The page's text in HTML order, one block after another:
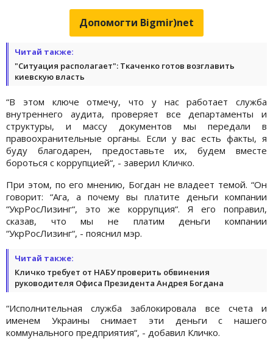
Допомогти Bigmir)net
Читай также:
"Ситуация располагает": Ткаченко готов возглавить
киевскую власть
“В этом ключе отмечу, что у нас работает служба
внутреннего аудита, проверяет все департаменты и
структуры, и массу документов мы передали в
правоохранительные органы. Если у вас есть факты, я
буду благодарен, предоставьте их, будем вместе
бороться с коррупцией“, - заверил Кличко.
При этом, по его мнению, Богдан не владеет темой. “Он
говорит: “Ага, а почему вы платите деньги компании
“УкрРосЛизинг“, это же коррупция“. Я его поправил,
сказав, что мы не платим деньги компании
“УкрРосЛизинг“, - пояснил мэр.
Читай также:
Кличко требует от НАБУ проверить обвинения
руководителя Офиса Президента Андрея Богдана
“Исполнительная служба заблокировала все счета и
именем Украины снимает эти деньги с нашего
коммунального предприятия“, - добавил Кличко.